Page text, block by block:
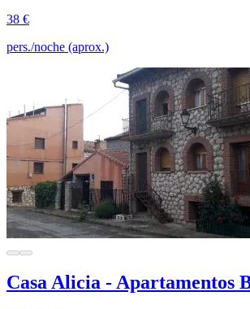
38 €
pers./noche (aprox.)
Casa Alicia - Apartamentos